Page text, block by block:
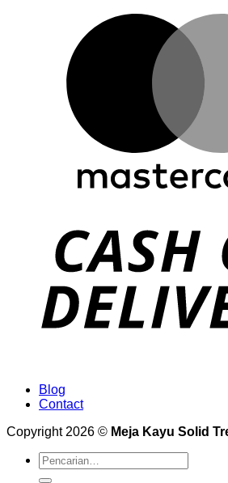
Blog
Contact
Copyright 2026 © Meja Kayu Solid
Pencarian
untuk: